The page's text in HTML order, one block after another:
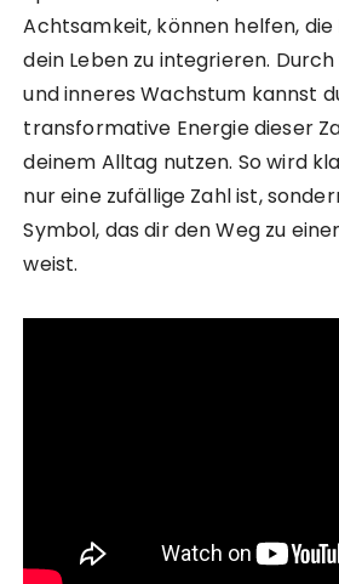
Achtsamkeit, können helfen,
dein Leben zu integrieren.
und inneres Wachstum kannst
transformative Energie dieser
deinem Alltag nutzen. So wird
nur eine zufällige Zahl ist,
Symbol, das dir den Weg zu
weist.